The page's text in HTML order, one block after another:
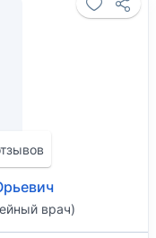
врач)